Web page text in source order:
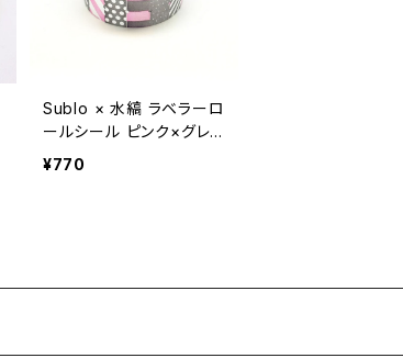
Sublo × 水縞 ラベラーロ
ールシール ピンク×グレ
ー
¥770